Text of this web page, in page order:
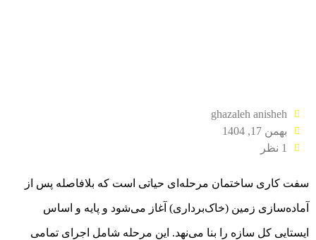
ghazaleh anisheh
بهمن 17, 1404
1 نظر
سفت کاری ساختمان مرحله‌ای حیاتی است که بلافاصله پس از
آماده‌سازی زمین (خاک‌برداری) آغاز می‌شود و پایه و اساس
ایستایی کل سازه را بنا می‌نهد. این مرحله شامل اجرای تمامی